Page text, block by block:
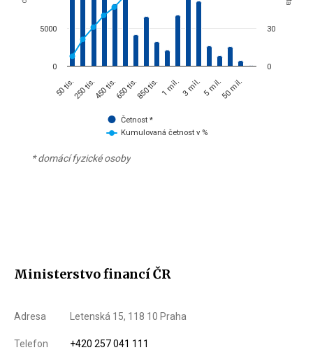
Četnost *
Kumulovaná četnost v %
50 tis.250 tis.450 tis.650 tis.850 tis. 1 mil.3 mil.5 mil.50 mil.
0
5000
0
30
* domácí fyzické osoby
Ministerstvo financí ČR
Adresa Letenská 15, 118 10 Praha
Telefon +420 257 041 111